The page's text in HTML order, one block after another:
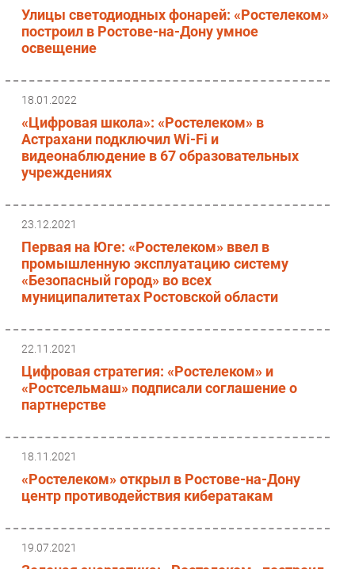
Улицы светодиодных фонарей: «Ростелеком»
построил в Ростове-на-Дону умное
освещение
18.01.2022
«Цифровая школа»: «Ростелеком» в
Астрахани подключил Wi-Fi и
видеонаблюдение в 67 образовательных
учреждениях
23.12.2021
Первая на Юге: «Ростелеком» ввел в
промышленную эксплуатацию систему
«Безопасный город» во всех
муниципалитетах Ростовской области
22.11.2021
Цифровая стратегия: «Ростелеком» и
«Ростсельмаш» подписали соглашение о
партнерстве
18.11.2021
«Ростелеком» открыл в Ростове-на-Дону
центр противодействия кибератакам
19.07.2021